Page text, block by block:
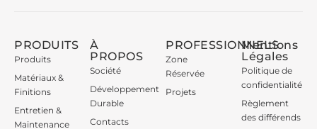
PRODUITS
Produits
Matériaux &
Finitions
Entretien &
Maintenance
À
PROPOS
Société
Développement
Durable
Contacts
PROFESSIONNELS
Zone
Réservée
Projets
Mentions
Légales
Politique de
confidentialité
Règlement
des différends